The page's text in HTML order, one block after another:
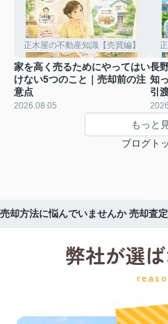
正木屋の不動産知識【売買編】
家を高く売るためにやってはい
けない5つのこと｜売却前の注
意点
2026.08.05
長
知
引
もっと
ブログト
却方法に悩んでいませんか 売却査
弊社が選